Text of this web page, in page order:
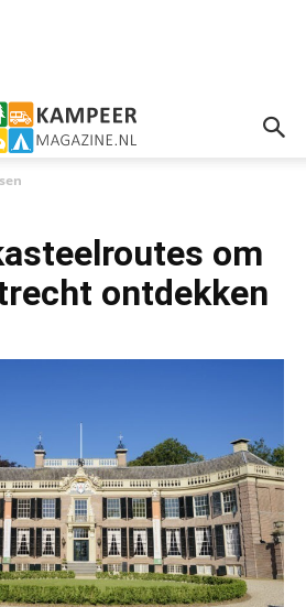
om
ontdekken